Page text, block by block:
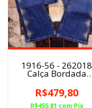
1916-56 - 262018
Calça Bordada
Flare Minuty
R$479,80
R$455,81 com Pix